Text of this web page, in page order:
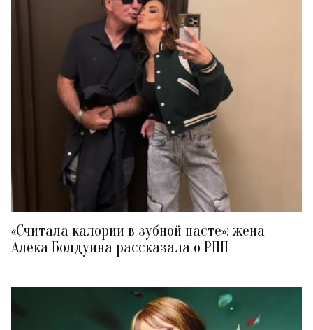
«Считала калории в зубной пасте»: жена
Алека Болдуина рассказала о РПП